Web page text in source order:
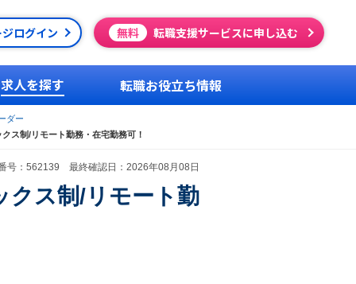
ログイン 無料 転職支援サービスに申し込む
求人を探す 転職お役立ち情報
ダー
ス制/リモート勤務・在宅勤務可！
号：562139 最終確認日：2026年08月08日
クス制/リモート勤